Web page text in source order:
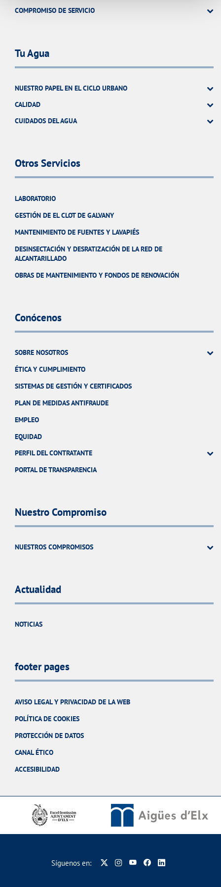
COMPROMISO DE SERVICIO
Tu Agua
NUESTRO PAPEL EN EL CICLO URBANO
CALIDAD
CUIDADOS DEL AGUA
Otros Servicios
LABORATORIO
GESTIÓN DE EL CLOT DE GALVANY
MANTENIMIENTO DE FUENTES Y LAVAPIÉS
DESINSECTACIÓN Y DESRATIZACIÓN DE LA RED DE
ALCANTARILLADO
OBRAS DE MANTENIMIENTO Y FONDOS DE RENOVACIÓN
Conócenos
SOBRE NOSOTROS
ÉTICA Y CUMPLIMIENTO
SISTEMAS DE GESTIÓN Y CERTIFICADOS
PLAN DE MEDIDAS ANTIFRAUDE
EMPLEO
EQUIDAD
PERFIL DEL CONTRATANTE
PORTAL DE TRANSPARENCIA
Nuestro Compromiso
NUESTROS COMPROMISOS
Actualidad
NOTICIAS
footer pages
AVISO LEGAL Y PRIVACIDAD DE LA WEB
POLÍTICA DE COOKIES
PROTECCIÓN DE DATOS
CANAL ÉTICO
ACCESIBILIDAD
Síguenos en: